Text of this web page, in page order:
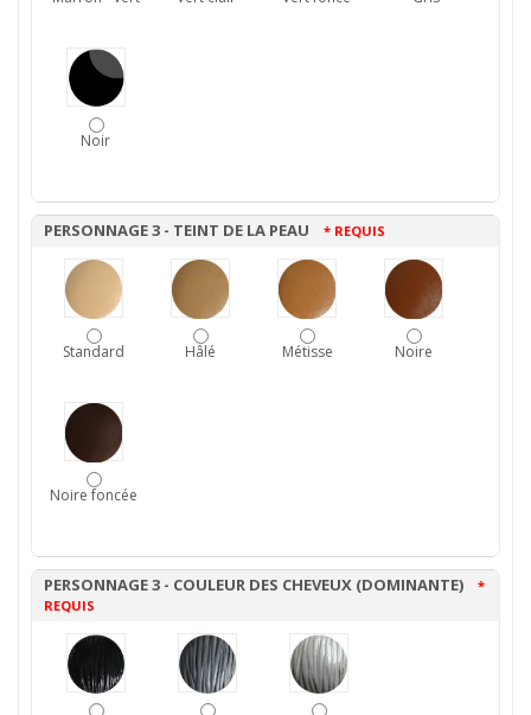
Noir
PERSONNAGE 3 - TEINT DE LA PEAU * REQUIS
Standard Hâlé Métisse Noire
Noire foncée
PERSONNAGE 3 - COULEUR DES CHEVEUX (DOMINANTE) *
REQUIS